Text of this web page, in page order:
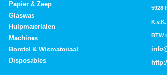
Papier & Zeep
Glaswas
Hulpmaterialen
Machines
Borstel & Wismateriaal
Disposables
5928
BTW